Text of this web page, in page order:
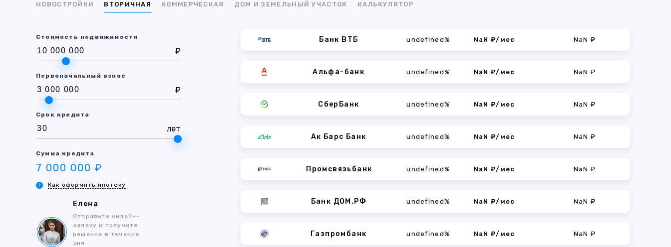
НОВОСТРОЙКИ ВТОРИЧНАЯ КОММЕРЧЕСКАЯ ДОМ И ЗЕМЕЛЬНЫЙ УЧАСТОК КАЛЬКУЛЯТОР
Стоимость недвижимости
₽
Первоначальный взнос
₽
Срок кредита
лет
Сумма кредита
7 000 000 ₽
Как оформить ипотеку
Елена
Отправьте онлайн-
заявку и получите
решение в течение
дня
Банк ВТБ undefined% NaN ₽/мес NaN ₽
Альфа-банк undefined% NaN ₽/мес NaN ₽
СберБанк undefined% NaN ₽/мес NaN ₽
Ак Барс Банк undefined% NaN ₽/мес NaN ₽
Промсвязьбанк undefined% NaN ₽/мес NaN ₽
Банк ДОМ.РФ undefined% NaN ₽/мес NaN ₽
Газпромбанк undefined% NaN ₽/мес NaN ₽